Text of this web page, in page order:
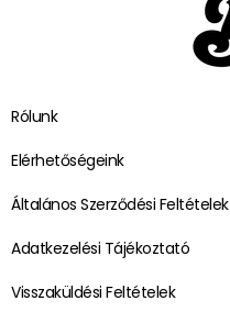
Rólunk
Elérhetőségeink
Általános Szerződési Feltételek
Adatkezelési Tájékoztató
Visszaküldési Feltételek